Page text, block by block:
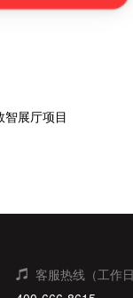
展厅项目
客服热线（工作